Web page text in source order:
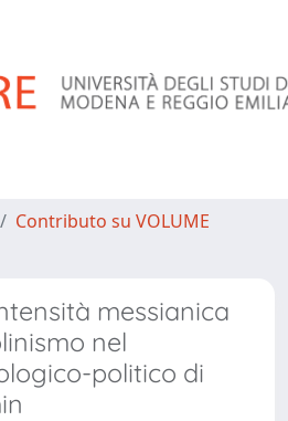
Contributo su VOLUME
messianica
nel
politico di